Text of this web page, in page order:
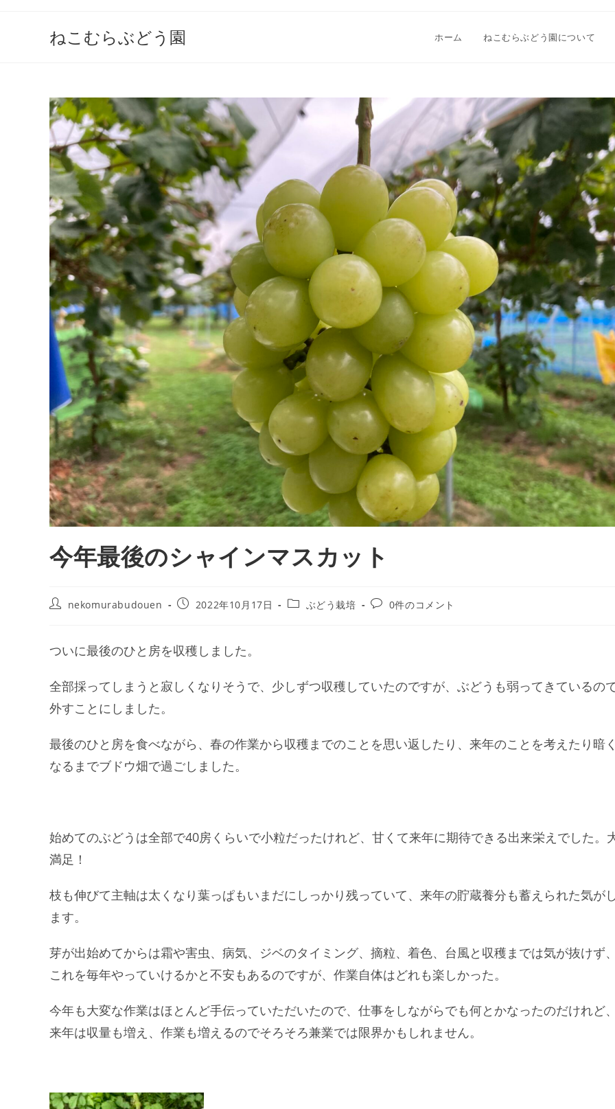
ねこむらぶどう園 ホーム ねこむらぶどう園について
今年最後のシャインマスカット
nekomurabudouen 2022年10月17日 ぶどう栽培 0件のコメント
ついに最後のひと房を収穫しました。
全部採ってしまうと寂しくなりそうで、少しずつ収穫していたのですが、ぶどうも弱ってきているの
外すことにしました。
最後のひと房を食べながら、春の作業から収穫までのことを思い返したり、来年のことを考えたり暗
なるまでブドウ畑で過ごしました。
始めてのぶどうは全部で40房くらいで小粒だったけれど、甘くて来年に期待できる出来栄えでした。
満足！
枝も伸びて主軸は太くなり葉っぱもいまだにしっかり残っていて、来年の貯蔵養分も蓄えられた気が
ます。
芽が出始めてからは霜や害虫、病気、ジベのタイミング、摘粒、着色、台風と収穫までは気が抜けず
これを毎年やっていけるかと不安もあるのですが、作業自体はどれも楽しかった。
今年も大変な作業はほとんど手伝っていただいたので、仕事をしながらでも何とかなったのだけれど
来年は収量も増え、作業も増えるのでそろそろ兼業では限界かもしれません。